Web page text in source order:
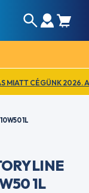
CÉGÜNK 2026.
1L
LINE
1L